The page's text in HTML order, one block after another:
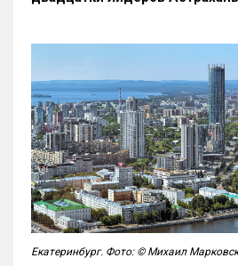
Екатеринбург. Фото: © Михаил